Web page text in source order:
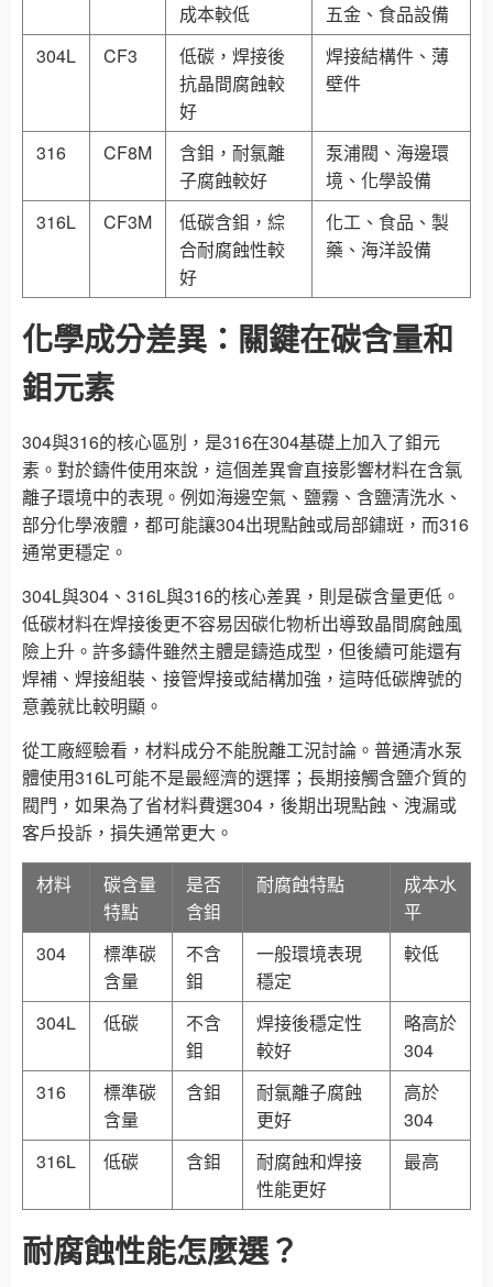
成本較低
五金、食品設備
304L
CF3
低碳，焊接後
抗晶間腐蝕較
好
焊接結構件、薄
壁件
316 CF8M
含鉬，耐氯離
子腐蝕較好
泵浦閥、海邊環
境、化學設備
316L
CF3M
低碳含鉬，綜
合耐腐蝕性較
好
化工、食品、製
藥、海洋設備
化學成分差異：關鍵在碳含量和
鉬元素
304與316的核心區別，是316在304基礎上加入了鉬元
素。對於鑄件使用來說，這個差異會直接影響材料在含氯
離子環境中的表現。例如海邊空氣、鹽霧、含鹽清洗水、
部分化學液體，都可能讓304出現點蝕或局部鏽斑，而316
通常更穩定。
304L與304、316L與316的核心差異，則是碳含量更低。
低碳材料在焊接後更不容易因碳化物析出導致晶間腐蝕風
險上升。許多鑄件雖然主體是鑄造成型，但後續可能還有
焊補、焊接組裝、接管焊接或結構加強，這時低碳牌號的
意義就比較明顯。
從工廠經驗看，材料成分不能脫離工況討論。普通清水泵
體使用316L可能不是最經濟的選擇；長期接觸含鹽介質的
閥門，如果為了省材料費選304，後期出現點蝕、洩漏或
客戶投訴，損失通常更大。
材料
碳含量
特點
是否
含鉬
耐腐蝕特點
成本水
平
304
標準碳
含量
不含
鉬
一般環境表現
穩定
較低
304L 低碳
不含
鉬
焊接後穩定性
較好
略高於
304
316
標準碳
含量
含鉬
耐氯離子腐蝕
更好
高於
304
316L
低碳 含鉬
耐腐蝕和焊接
性能更好
最高
耐腐蝕性能怎麼選？